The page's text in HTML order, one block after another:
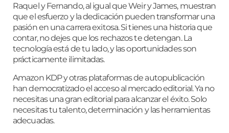
Raquel y Fernando, al igual que Weir y James, muestran
que el esfuerzo y la dedicación pueden transformar una
pasión en una carrera exitosa. Si tienes una historia que
contar, no dejes que los rechazos te detengan. La
tecnología está de tu lado, y las oportunidades son
prácticamente ilimitadas.
Amazon KDP y otras plataformas de autopublicación
han democratizado el acceso al mercado editorial. Ya no
necesitas una gran editorial para alcanzar el éxito. Solo
necesitas tu talento, determinación y las herramientas
adecuadas.